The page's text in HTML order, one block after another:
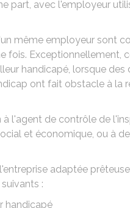
part, avec l'employeur
même employeur sont
fois. Exceptionnellement,
handicapé, lorsque des
ont fait obstacle à la
l'agent de contrôle de
et économique, ou à
adaptée
:
handicapé